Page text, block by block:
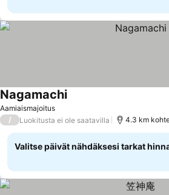
Aamiaismajoitus
NagamachiKatso hinnat
/ Luokitusta ei ole saatavilla 4.3 km
Valitse päivät nähdäksesi tarkat